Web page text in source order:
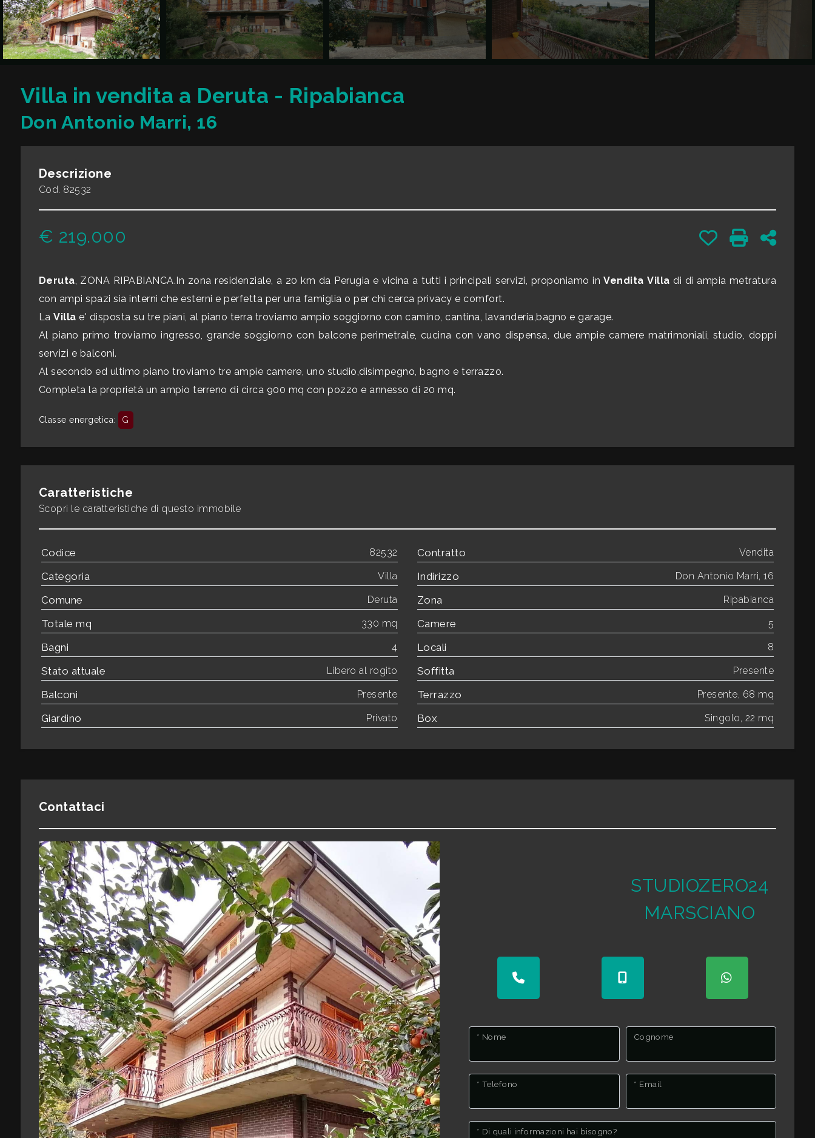
Villa in vendita a Deruta - Ripabianca
Don Antonio Marri, 16
Descrizione
Cod. 82532
€ 219.000 Stampa: Cod.
Preferiti: Cod. 82532
Deruta, ZONA RIPABIANCA.In zona residenziale, a 20 km da Perugia e vicina a tutti i principali servizi, proponiamo inVendita Villa di di ampia metratura
con ampi spazi sia interni che esterni e perfetta per una famiglia o per chi cerca privacy e comfort.
LaVilla e' disposta su tre piani, al piano terra troviamo ampio soggiorno con camino, cantina, lavanderia,bagno e garage.
Al piano primo troviamo ingresso, grande soggiorno con balcone perimetrale, cucina con vano dispensa, due ampie camere matrimoniali, studio, doppi
servizi e balconi.
Al secondo ed ultimo piano troviamo tre ampie camere, uno studio,disimpegno, bagno e terrazzo.
Completa la proprietà un ampio terreno di circa 900 mq con pozzo e annesso di 20 mq.
Classe energetica: G
Caratteristiche
Scopri le caratteristiche di questo immobile
Codice 82532 Contratto Vendita
Categoria Villa Indirizzo Don Antonio Marri, 16
Comune Deruta Zona Ripabianca
Totale mq 330 mq Camere 5
Bagni 4 Locali 8
Stato attuale Libero al rogito Soffitta Presente
Balconi Presente Terrazzo Presente, 68 mq
Giardino Privato Box Singolo, 22 mq
Contattaci
STUDIOZERO24
MARSCIANO
* Nome Cognome
* Telefono * Email
* Di quali informazioni hai bisogno?
CON
NOI
Qualsiasi
Residenziali
Industriali
Totale
Qualsiasi
Camere
minime
Qualsiasi